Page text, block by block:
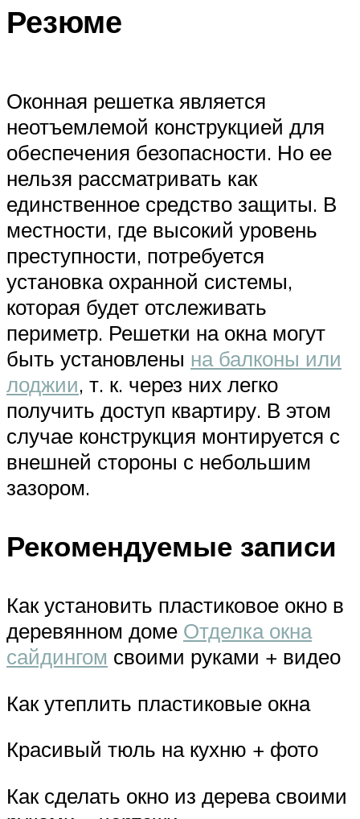
Резюме
Оконная решетка является
неотъемлемой конструкцией для
обеспечения безопасности. Но ее
нельзя рассматривать как
единственное средство защиты. В
местности, где высокий уровень
преступности, потребуется
установка охранной системы,
которая будет отслеживать
периметр. Решетки на окна могут
быть установлены на балконы или
лоджии, т. к. через них легко
получить доступ квартиру. В этом
случае конструкция монтируется с
внешней стороны с небольшим
зазором.
Рекомендуемые записи
Как установить пластиковое окно в
деревянном доме Отделка окна
сайдингом своими руками + видео
Как утеплить пластиковые окна
Красивый тюль на кухню + фото
Как сделать окно из дерева своими